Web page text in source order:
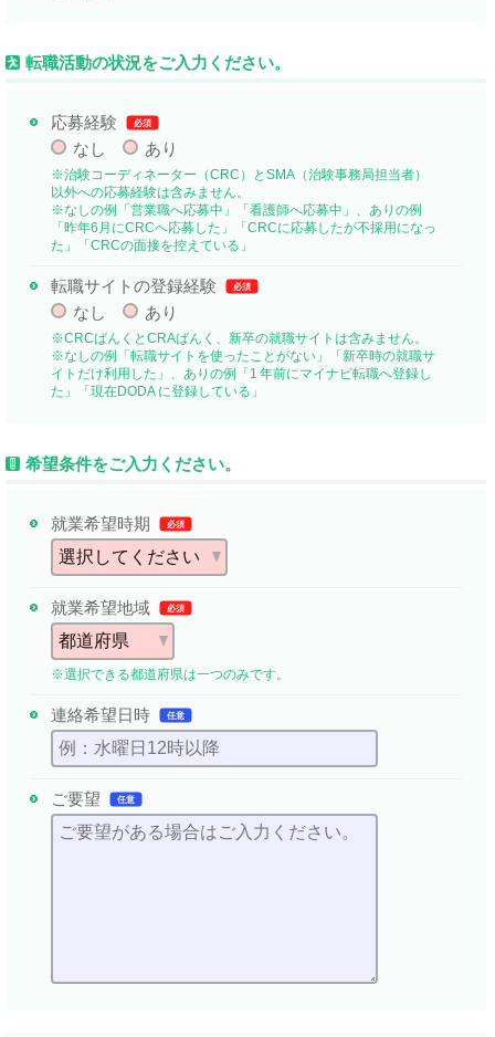
転職活動の状況をご入力ください。
応募経験 必須
なし あり
※治験コーディネーター（CRC）とSMA（治験事務局担当者）
以外への応募経験は含みません。
※なしの例「営業職へ応募中」「看護師へ応募中」、ありの例
「昨年6月にCRCへ応募した」「CRCに応募したが不採用になっ
た」「CRCの面接を控えている」
転職サイトの登録経験 必須
なし あり
※CRCばんくとCRAばんく、新卒の就職サイトは含みません。
※なしの例「転職サイトを使ったことがない」「新卒時の就職サ
イトだけ利用した」、ありの例「1 年前にマイナビ転職へ登録し
た」「現在DODA に登録している」
希望条件をご入力ください。
就業希望時期 必須
就業希望地域 必須
※選択できる都道府県は一つのみです。
連絡希望日時 任意
ご要望 任意